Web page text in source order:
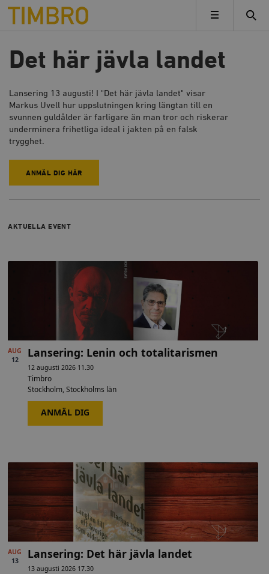
Timbro
MENY
Det här jävla landet
Lansering 13 augusti! I "Det här jävla landet" visar
Markus Uvell hur uppslutningen kring längtan till en
svunnen guldålder är farligare än man tror och riskerar
underminera frihetliga ideal i jakten på en falsk
trygghet.
ANMÄL DIG HÄR
AKTUELLA EVENT
AUG
12
Lansering: Lenin och totalitarismen
12 augusti 2026 11.30
Timbro
Stockholm, Stockholms län
ANMÄL DIG
AUG
13
Lansering: Det här jävla landet
13 augusti 2026 17.30